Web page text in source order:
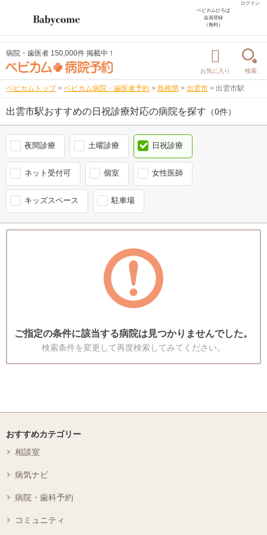
ログイン
ベビカムひろば
会員登録
（無料）
病院・歯医者 150,000件 掲載中！
お気に入り 検索
ベビカムトップ > ベビカム病院・歯医者予約 > 島根県 > 出雲市 > 出雲市駅
出雲市駅おすすめの日祝診療対応の病院を探す （0件）
夜間診療 土曜診療 日祝診療
ネット受付可 個室 女性医師
キッズスペース 駐車場
ご指定の条件に該当する病院は見つかりませんでした。
検索条件を変更して再度検索してみてください。
おすすめカテゴリー
相談室
病気ナビ
病院・歯科予約
コミュニティ